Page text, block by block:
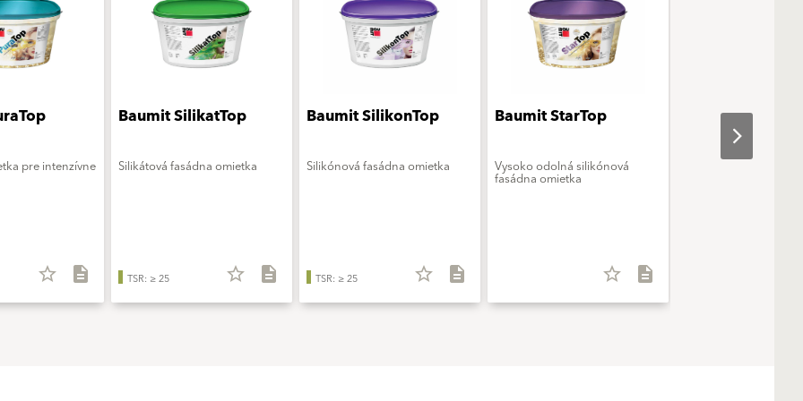
pre intenzívne
star_border description
Baumit SilikatTop
Silikátová fasádna omietka
TSR: ≥ 25 star_border description
Baumit SilikonTop
Silikónová fasádna omietka
TSR: ≥ 25 star_border description
Baumit StarTop
Vysoko odolná silikónová
fasádna omietka
star_border description
Baumit openTop